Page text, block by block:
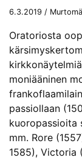
6.3.2019 /
Oratoriosta
moniääninen
passiollaan
kuoropassioita
mm. Rore
1585), Victoria